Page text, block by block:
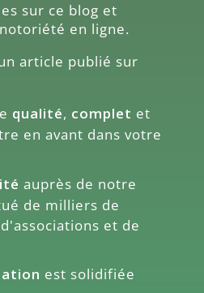
sur ce blog et
en ligne.
article publié sur
qualité, complet et
en avant dans votre
auprès de notre
de milliers de
et de
est solidifiée